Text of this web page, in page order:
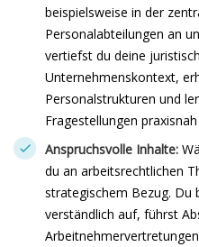
beispielsweise in der
Personalabteilungen an
vertiefst du deine
Unternehmenskontext,
Personalstrukturen und
Fragestellungen
Anspruchsvolle Inhalte:
du an arbeitsrechtlichen
strategischem Bezug. Du
verständlich auf, führst